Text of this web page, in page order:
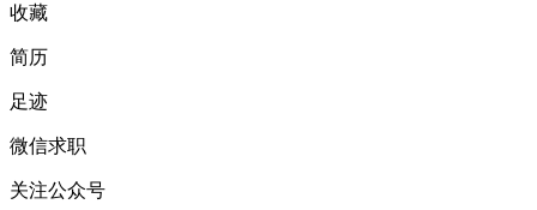
收藏
简历
足迹
微信求职
关注公众号